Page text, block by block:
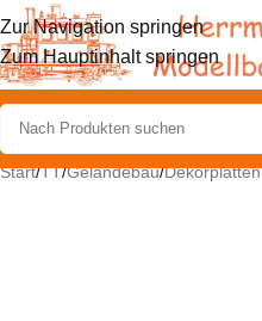
Zur Navigation springen
Zum Hauptinhalt springen
Start/TT/Geländebau/Dekorplatten